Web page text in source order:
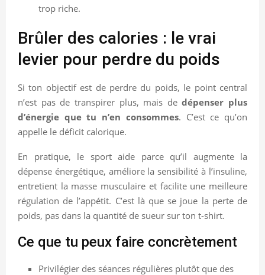
trop riche.
Brûler des calories : le vrai
levier pour perdre du poids
Si ton objectif est de perdre du poids, le point central
n’est pas de transpirer plus, mais dedépenser plus
d’énergie que tu n’en consommes. C’est ce qu’on
appelle le déficit calorique.
En pratique, le sport aide parce qu’il augmente la
dépense énergétique, améliore la sensibilité à l’insuline,
entretient la masse musculaire et facilite une meilleure
régulation de l’appétit. C’est là que se joue la perte de
poids, pas dans la quantité de sueur sur ton t-shirt.
Ce que tu peux faire concrètement
Privilégier des séances régulières plutôt que des